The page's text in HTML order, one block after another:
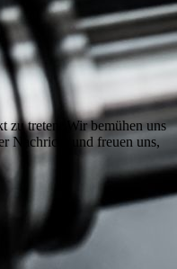
zu treten. Wir bemühen uns
Nachricht und freuen uns,